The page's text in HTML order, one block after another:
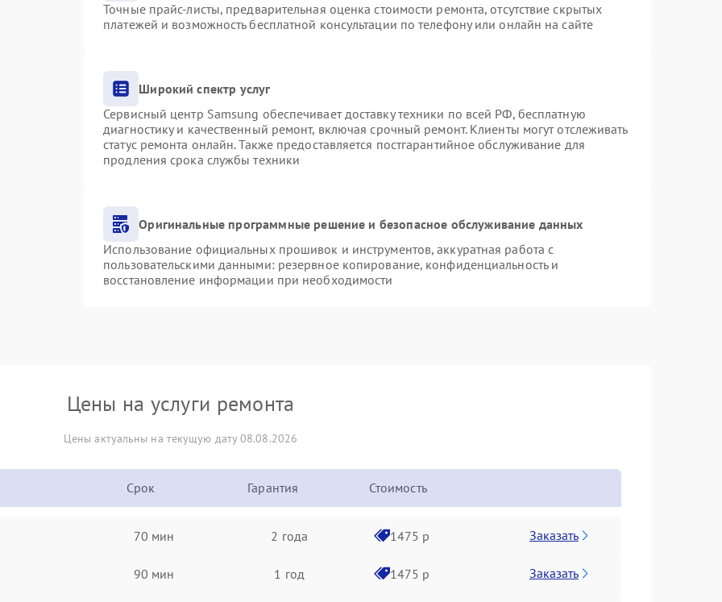
Точные прайс-листы, предварительная оценка стоимости ремонта, отсутствие скрытых
платежей и возможность бесплатной консультации по телефону или онлайн на сайте
Широкий спектр услуг
Сервисный центр Samsung обеспечивает доставку техники по всей РФ, бесплатную
диагностику и качественный ремонт, включая срочный ремонт. Клиенты могут отслеживать
статус ремонта онлайн. Также предоставляется постгарантийное обслуживание для
продления срока службы техники
Оригинальные программные решение и безопасное обслуживание данных
Использование официальных прошивок и инструментов, аккуратная работа с
пользовательскими данными: резервное копирование, конфиденциальность и
восстановление информации при необходимости
Цены на услуги ремонта
Цены актуальны на текущую дату 08.08.2026
Срок Гарантия Стоимость
70 мин 2 года 1475 р Заказать
90 мин 1 год 1475 р Заказать